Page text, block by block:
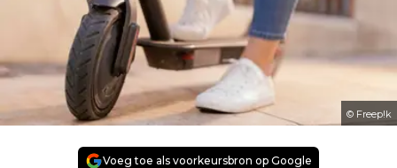
© Freep!k
Voeg toe als voorkeursbron op Google